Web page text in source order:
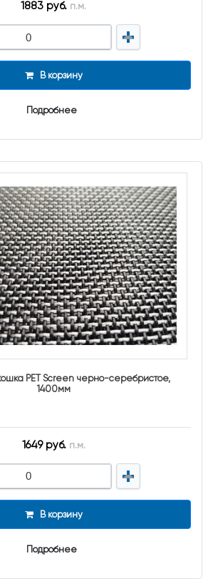
1883 руб. п.м.
В корзину
Подробнее
PET Screen черно-серебристое,
1400мм
1649 руб. п.м.
В корзину
Подробнее